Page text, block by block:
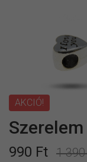
AKCIÓ!
990 Ft 1